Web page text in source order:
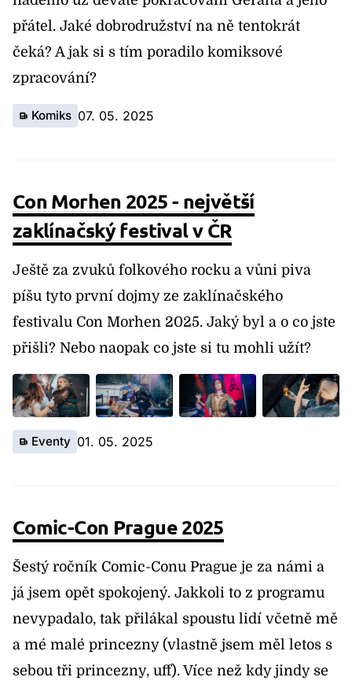
přátel. Jaké dobrodružství na ně tentokrát
čeká? A jak si s tím poradilo komiksové
zpracování?
Komiks 07. 05. 2025
Con Morhen 2025 - největší
zaklínačský festival v ČR
Ještě za zvuků folkového rocku a vůni piva
píšu tyto první dojmy ze zaklínačského
festivalu Con Morhen 2025. Jaký byl a o co jste
přišli? Nebo naopak co jste si tu mohli užít?
Eventy 01. 05. 2025
Comic-Con Prague 2025
Šestý ročník Comic-Conu Prague je za námi a
já jsem opět spokojený. Jakkoli to z programu
nevypadalo, tak přilákal spoustu lidí včetně mě
a mé malé princezny (vlastně jsem měl letos s
sebou tři princezny, uff). Více než kdy jindy se